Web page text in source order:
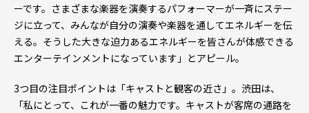
ーです。さまざまな楽器を演奏するパフォーマーが一斉にステー
ジに立って、みんなが自分の演奏や楽器を通してエネルギーを伝
える。そうした大きな迫力あるエネルギーを皆さんが体感できる
エンターテインメントになっています」とアピール。
3つ目の注目ポイントは「キャストと観客の近さ」。渋田は、
「私にとって、これが一番の魅力です。キャストが客席の通路を